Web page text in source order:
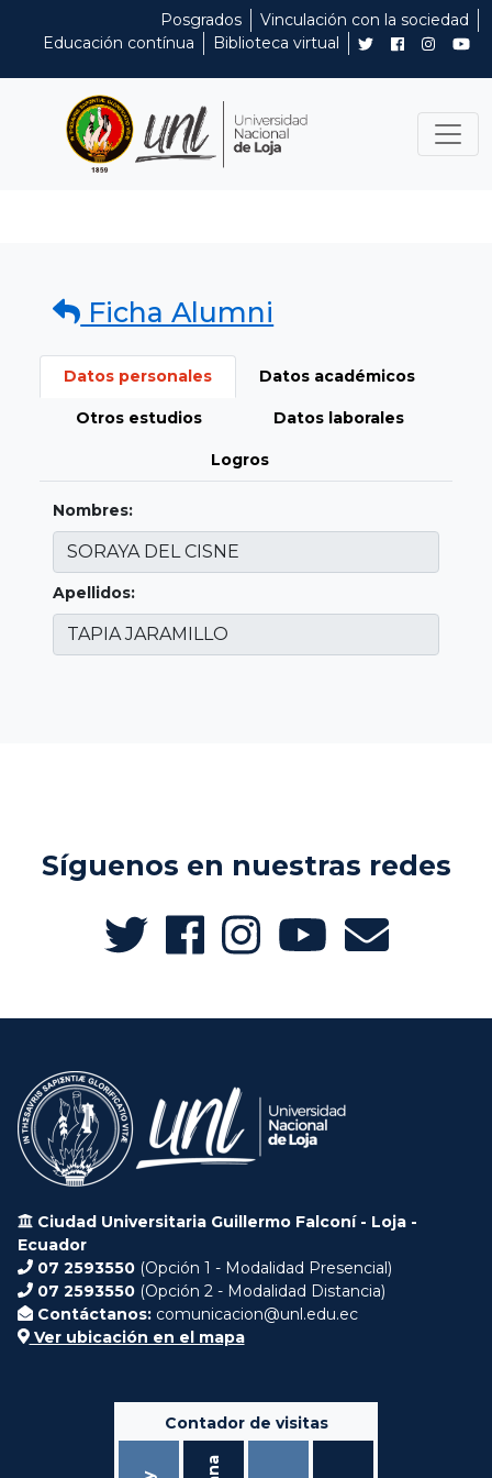
Posgrados
Vinculación con la sociedad
Educación contínua
Biblioteca virtual
Ficha Alumni
Datos personales Datos académicos
Otros estudios Datos laborales
Logros
Nombres:
Apellidos:
Síguenos en nuestras redes
Ciudad Universitaria Guillermo Falconí - Loja -
Ecuador
07 2593550 (Opción 1 - Modalidad Presencial)
07 2593550 (Opción 2 - Modalidad Distancia)
Contáctanos: comunicacion@unl.edu.ec
Ver ubicación en el mapa
Contador de visitas